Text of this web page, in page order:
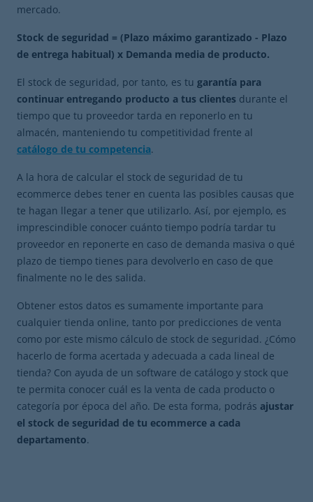
mercado.
Stock de seguridad = (Plazo máximo garantizado - Plazo
de entrega habitual) x Demanda media de producto.
El stock de seguridad, por tanto, es tu garantía para
continuar entregando producto a tus clientes durante el
tiempo que tu proveedor tarda en reponerlo en tu
almacén, manteniendo tu competitividad frente al
catálogo de tu competencia.
A la hora de calcular el stock de seguridad de tu
ecommerce debes tener en cuenta las posibles causas que
te hagan llegar a tener que utilizarlo. Así, por ejemplo, es
imprescindible conocer cuánto tiempo podría tardar tu
proveedor en reponerte en caso de demanda masiva o qué
plazo de tiempo tienes para devolverlo en caso de que
finalmente no le des salida.
Obtener estos datos es sumamente importante para
cualquier tienda online, tanto por predicciones de venta
como por este mismo cálculo de stock de seguridad. ¿Cómo
hacerlo de forma acertada y adecuada a cada lineal de
tienda? Con ayuda de un software de catálogo y stock que
te permita conocer cuál es la venta de cada producto o
categoría por época del año. De esta forma, podrás ajustar
el stock de seguridad de tu ecommerce a cada
departamento.